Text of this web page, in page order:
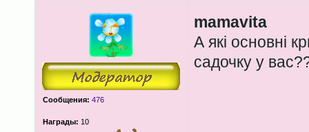
Сообщения: 476
Награды: 10
mamavita
А які основні
садочку у